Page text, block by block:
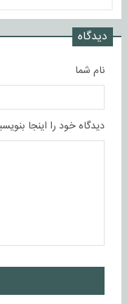
دیدگاه
نام شما
دیدگاه خود را اینجا